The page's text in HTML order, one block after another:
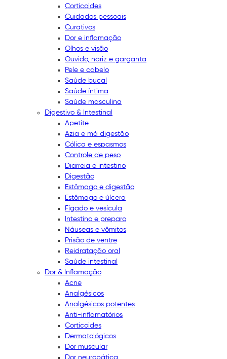
Corticoides
Cuidados pessoais
Curativos
Dor e inflamação
Olhos e visão
Ouvido, nariz e garganta
Pele e cabelo
Saúde bucal
Saúde íntima
Saúde masculina
Digestivo & Intestinal
Apetite
Azia e má digestão
Cólica e espasmos
Controle de peso
Diarreia e intestino
Digestão
Estômago e digestão
Estômago e úlcera
Fígado e vesícula
Intestino e preparo
Náuseas e vômitos
Prisão de ventre
Reidratação oral
Saúde intestinal
Dor & Inflamação
Acne
Analgésicos
Analgésicos potentes
Anti-inflamatórios
Corticoides
Dermatológicos
Dor muscular
Dor neuropática